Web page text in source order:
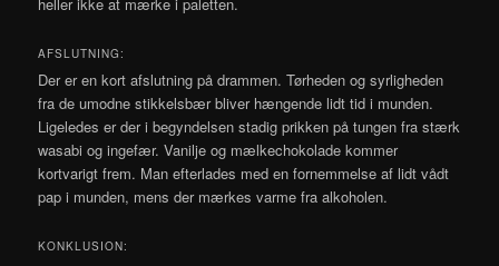
AFSLUTNING:
Der er en kort afslutning på drammen. Tørheden og syrligheden
fra de umodne stikkelsbær bliver hængende lidt tid i munden.
Ligeledes er der i begyndelsen stadig prikken på tungen fra stærk
wasabi og ingefær. Vanilje og mælkechokolade kommer
kortvarigt frem. Man efterlades med en fornemmelse af lidt vådt
pap i munden, mens der mærkes varme fra alkoholen.
KONKLUSION: